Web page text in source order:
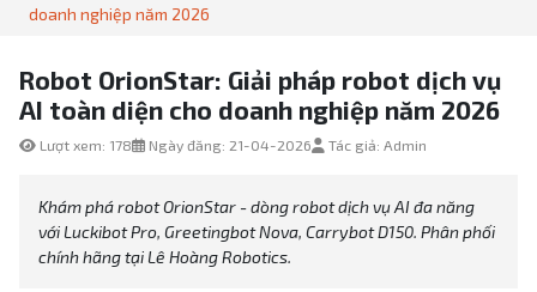
doanh nghiệp năm 2026
Robot OrionStar: Giải pháp robot dịch vụ
AI toàn diện cho doanh nghiệp năm 2026
Lượt xem: 178 Ngày đăng: 21-04-2026 Tác giả: Admin
Khám phá robot OrionStar - dòng robot dịch vụ AI đa năng
với Luckibot Pro, Greetingbot Nova, Carrybot D150. Phân phối
chính hãng tại Lê Hoàng Robotics.